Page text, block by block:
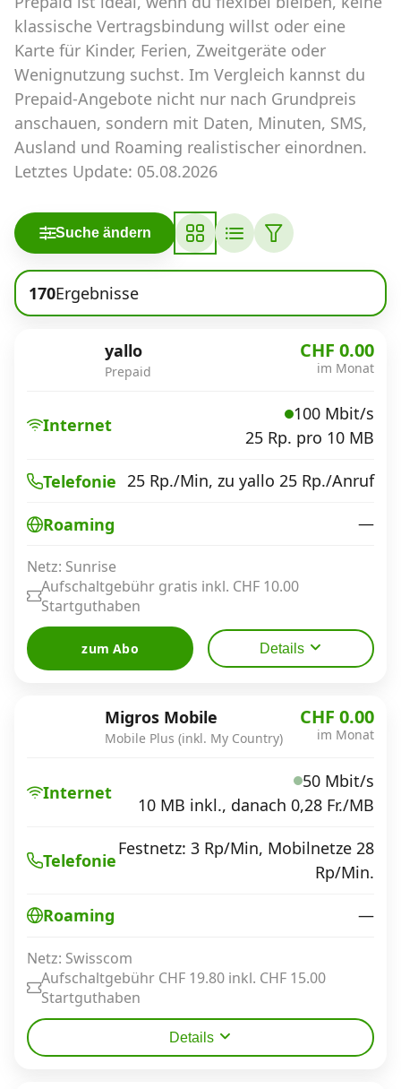
Abos für Tablets, Hotspots und Smart
Watches
Tarifrechner Handy-Abo
Der gute alte Tarifrechner im neuen Design
Infos
Mobilfunknetz Schweiz
Roaming-Tarife abfragen
Handy-Abo-Aktionen
Handy-Abo kündigen oder
wechseln
Internet, TV, Telefon
Aktionen
News
Über uns
Datenschutz·AGB ·Impressum
klassische Vertragsbindung willst oder eine
Karte für Kinder, Ferien, Zweitgeräte oder
Wenignutzung suchst. Im Vergleich kannst du
Prepaid-Angebote nicht nur nach Grundpreis
anschauen, sondern mit Daten, Minuten, SMS,
Ausland und Roaming realistischer einordnen.
Letztes Update: 05.08.2026
Suche ändern
170Ergebnisse
yallo
Prepaid
CHF 0.00
im Monat
Internet
100 Mbit/s
25 Rp. pro 10 MB
Telefonie 25 Rp./Min, zu yallo 25 Rp./Anruf
Roaming —
Netz: Sunrise
Aufschaltgebühr gratis inkl. CHF 10.00
Startguthaben
zum Abo Details
Migros Mobile
Mobile Plus (inkl. My Country)
CHF 0.00
im Monat
Internet
50 Mbit/s
10 MB inkl., danach 0,28 Fr./MB
Telefonie
Festnetz: 3 Rp/Min, Mobilnetze 28
Rp/Min.
Roaming —
Netz: Swisscom
Aufschaltgebühr CHF 19.80 inkl. CHF 15.00
Startguthaben
Details